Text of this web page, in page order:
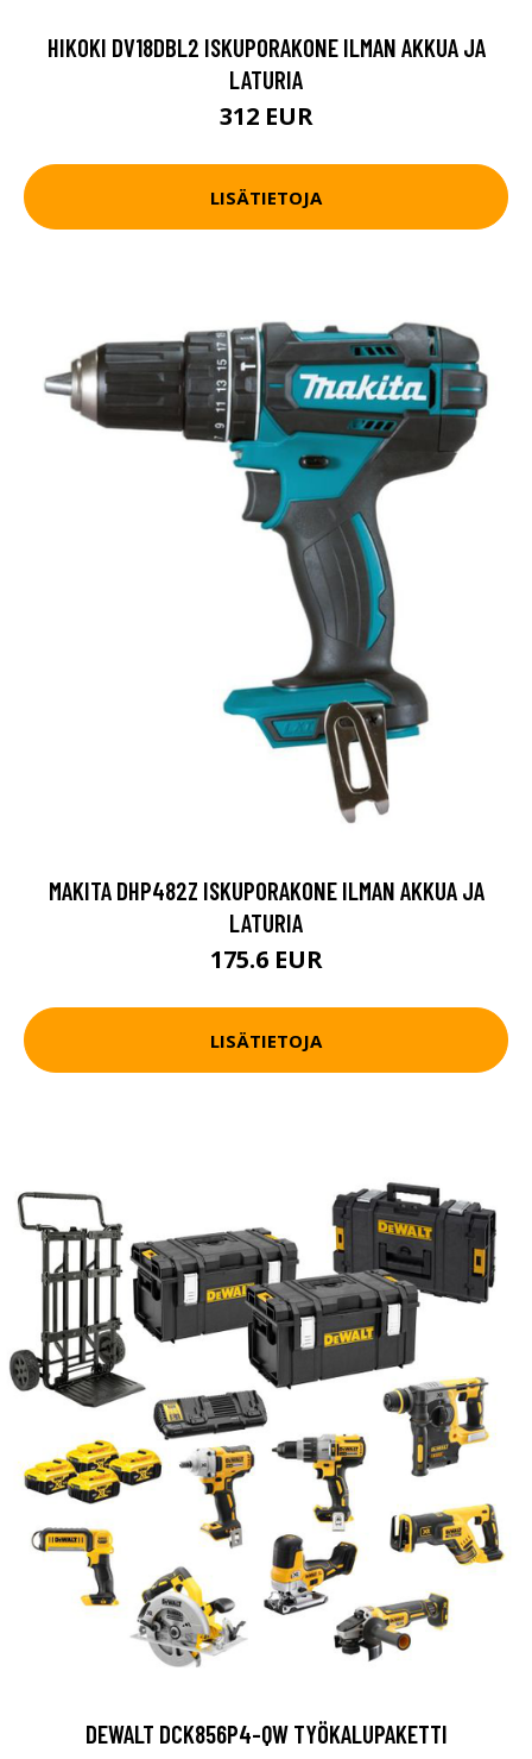
HIKOKI DV18DBL2 ISKUPORAKONE ILMAN AKKUA JA
LATURIA
312 EUR
LISÄTIETOJA
MAKITA DHP482Z ISKUPORAKONE ILMAN AKKUA JA
LATURIA
175.6 EUR
LISÄTIETOJA
DEWALT DCK856P4-QW TYÖKALUPAKETTI